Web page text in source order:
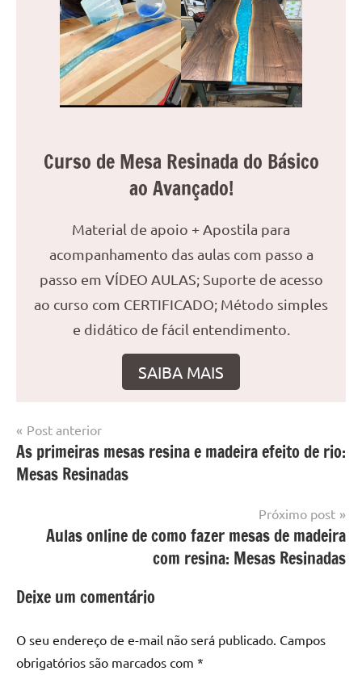
Curso de Mesa Resinada do Básico
ao Avançado!
Material de apoio + Apostila para
acompanhamento das aulas com passo a
passo em VÍDEO AULAS; Suporte de acesso
ao curso com CERTIFICADO; Método simples
e didático de fácil entendimento.
SAIBA MAIS
Marcado
com
mesa
epoxi
mesa
madeira,
Mesa
Mesa
resinada
Navegação
de
Post
Post anterior
As primeiras mesas resina e madeira efeito de rio:
Mesas Resinadas
Próximo post
Aulas online de como fazer mesas de madeira
com resina: Mesas Resinadas
Deixe um comentário
O seu endereço de e-mail não será publicado. Campos
obrigatórios são marcados com *